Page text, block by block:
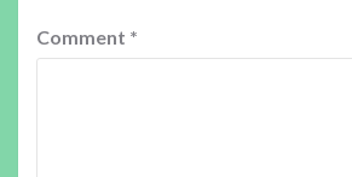
Comment *